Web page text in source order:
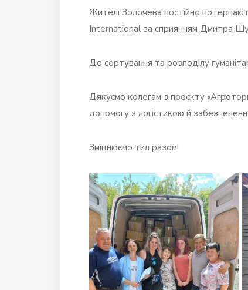
Жителі Золочева постійно
International за сприянням Дмитра
До сортування та розподілу
Дякуємо колегам з проєкту
допомогу з логістикою й
Зміцнюємо тил разом!